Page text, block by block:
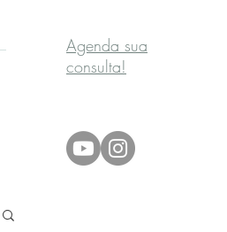
Agenda sua
consulta!